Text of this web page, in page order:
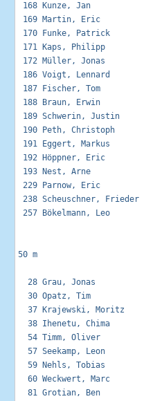
168 Kunze, Jan
169 Martin, Eric
170 Funke,
171 Kaps, Philipp
172 Müller, Jonas
186 Voigt, Lennard
187 Fischer, Tom
188 Braun, Erwin
189 Schwerin, Justin
190 Peth, Christoph
191 Eggert, Markus
192 Höppner, Eric
193 Nest, Arne
229 Parnow, Eric
238 Scheuschner,
257 Bökelmann, Leo
50 m
28 Grau, Jonas
30 Opatz, Tim
37 Krajewski, Moritz
38 Ihenetu, Chima
54 Timm, Oliver
57 Seekamp, Leon
59 Nehls, Tobias
60 Weckwert, Marc
81 Grotian, Ben